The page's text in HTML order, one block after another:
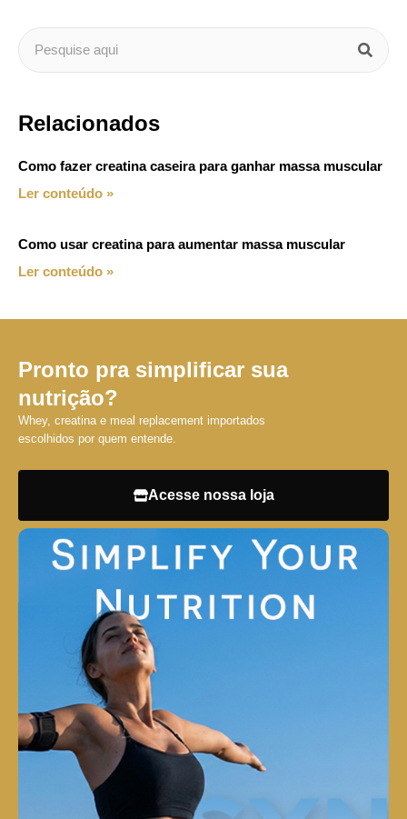
Relacionados
Como fazer creatina caseira para ganhar massa muscular
Ler conteúdo »
Como usar creatina para aumentar massa muscular
Ler conteúdo »
Pronto pra simplificar sua
nutrição?
Whey, creatina e meal replacement importados
escolhidos por quem entende.
Acesse nossa loja